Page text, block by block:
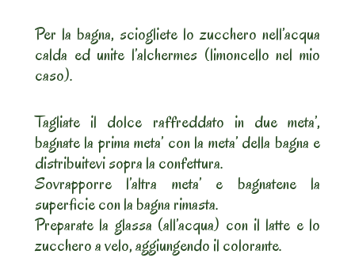
Per la bagna, sciogliete lo zucchero nell’acqua
calda ed unite l’alchermes (limoncello nel mio
caso).
Tagliate il dolce raffreddato in due meta’,
bagnate la prima meta’ con la meta’ della bagna e
distribuitevi sopra la confettura.
Sovrapporre l’altra meta’ e bagnatene la
superficie con la bagna rimasta.
Preparate la glassa (all’acqua) con il latte e lo
zucchero a velo, aggiungendo il colorante.